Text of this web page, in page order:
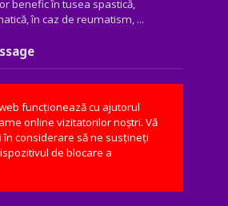
benefic în tusea spastică,
în caz de reumatism, ...
funcționează cu ajutorul
online vizitatorilor noștri. Vă
în considerare să ne susțineți
de blocare a